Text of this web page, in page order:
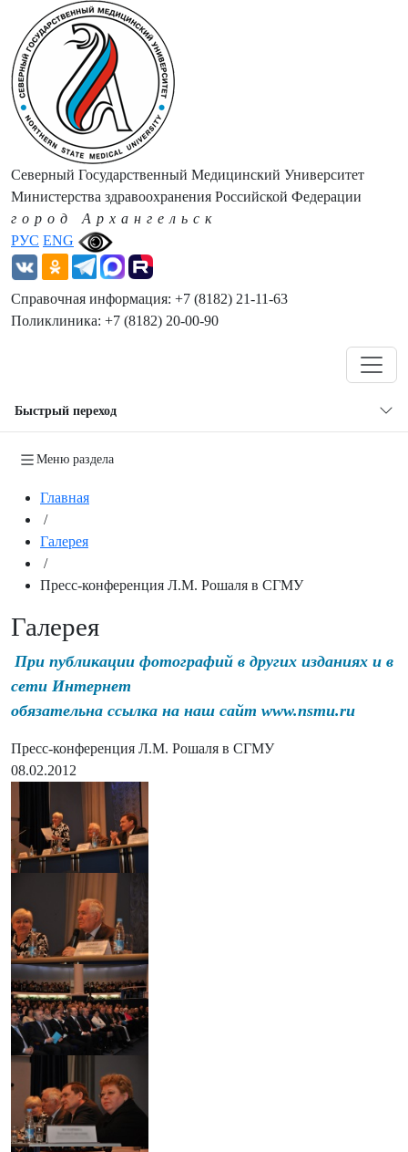
РУС ENG
Северный Государственный Медицинский Университет
Министерства здравоохранения Российской Федерации
город Архангельск
Справочная информация: +7 (8182) 21-11-63
Поликлиника: +7 (8182) 20-00-90
Быстрый переход
Меню раздела
Главная
/
Галерея
/
Пресс-конференция Л.М. Рошаля в СГМУ
Галерея
При публикации фотографий в других изданиях и в
сети Интернет
обязательна ссылка на наш сайт www.nsmu.ru
Пресс-конференция Л.М. Рошаля в СГМУ
08.02.2012